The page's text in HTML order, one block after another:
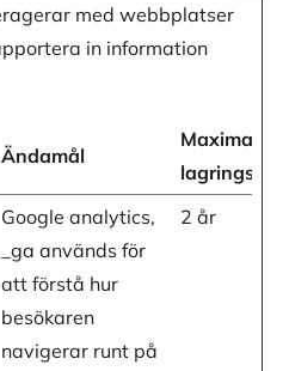
med webbplatser
in information
Ändamål
Maximal
lagringstid
Google analytics,
_ga används för
att förstå hur
besökaren
navigerar runt på
2 år